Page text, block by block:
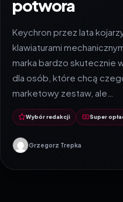
potwora
Keychron przez lata
klawiaturami
marka bardzo skutecznie
dla osób, które chcą
marketowy zestaw, ale…
Wybór redakcji Super
Grzegorz Trepka